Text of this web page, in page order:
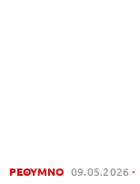
ΡΕΘΥΜΝΟ 09.05.2026